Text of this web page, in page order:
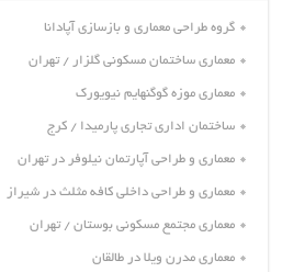
گروه طراحی معماری و بازسازی آپادانا
معماری ساختمان مسکونی گلزار / تهران
معماری موزه گوگنهایم نیویورک
ساختمان اداری تجاری پارمیدا / کرج
معماری و طراحی آپارتمان نیلوفر در تهران
معماری و طراحی داخلی کافه مثلث در شیراز
معماری مجتمع مسکونی بوستان / تهران
معماری مدرن ویلا در طالقان